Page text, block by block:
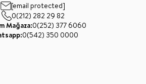
[email protected]
0(212) 282 29 82
Mağaza:0(252) 377 6060
0(542) 350 0000